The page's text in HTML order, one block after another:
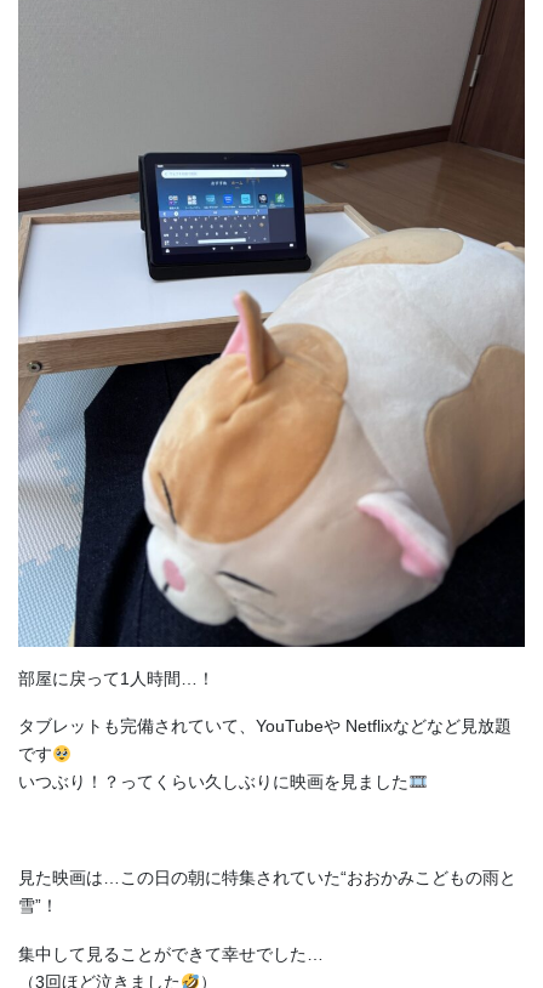
部屋に戻って1人時間…！
タブレットも完備されていて、YouTubeや Netflixなどなど見放題
です
いつぶり！？ってくらい久しぶりに映画を見ました
見た映画は…この日の朝に特集されていた“おおかみこどもの雨と
雪”！
集中して見ることができて幸せでした…
（3回ほど泣きました
）